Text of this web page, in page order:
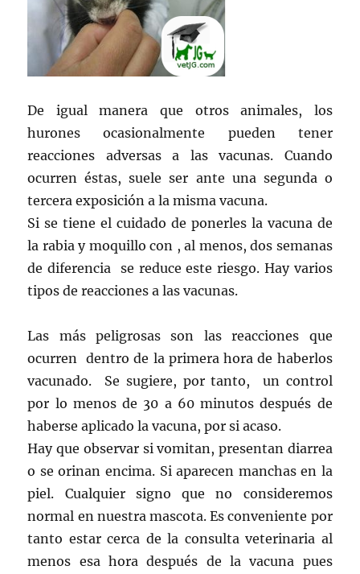
De igual manera que otros animales, los
hurones ocasionalmente pueden tener
reacciones adversas a las vacunas. Cuando
ocurren éstas, suele ser ante una segunda o
tercera exposición a la misma vacuna.
Si se tiene el cuidado de ponerles la vacuna de
la rabia y moquillo con , al menos, dos semanas
de diferencia se reduce este riesgo. Hay varios
tipos de reacciones a las vacunas.
Las más peligrosas son las reacciones que
ocurren dentro de la primera hora de haberlos
vacunado. Se sugiere, por tanto, un control
por lo menos de 30 a 60 minutos después de
haberse aplicado la vacuna, por si acaso.
Hay que observar si vomitan, presentan diarrea
o se orinan encima. Si aparecen manchas en la
piel. Cualquier signo que no consideremos
normal en nuestra mascota. Es conveniente por
tanto estar cerca de la consulta veterinaria al
menos esa hora después de la vacuna pues